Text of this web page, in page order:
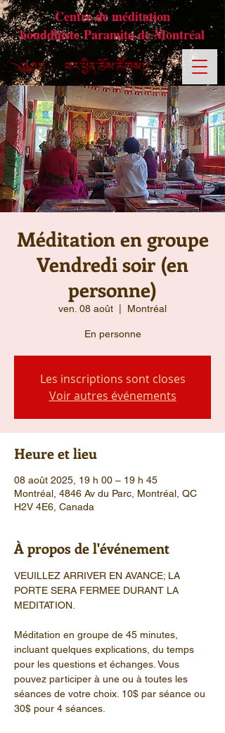
Centre de méditation
bouddhiste Paramita de Montréal
Méditation en groupe
Vendredi soir (en
personne)
ven. 08 août Montréal
En personne
Les inscriptions sont closes
Voir autres événements
Heure et lieu
08 août 2025, 19 h 00 – 19 h 45
Montréal, 4846 Av du Parc, Montréal, QC
H2V 4E6, Canada
À propos de l'événement
VEUILLEZ ARRIVER EN AVANCE; LA
PORTE SERA FERMEE DURANT LA
MEDITATION.
Méditation en groupe de 45 minutes,
incluant quelques explications, du temps
pour les questions et échanges. Vous
pouvez participer à une ou à toutes les
séances de votre choix. 10$ par séance ou
30$ pour 4 séances.